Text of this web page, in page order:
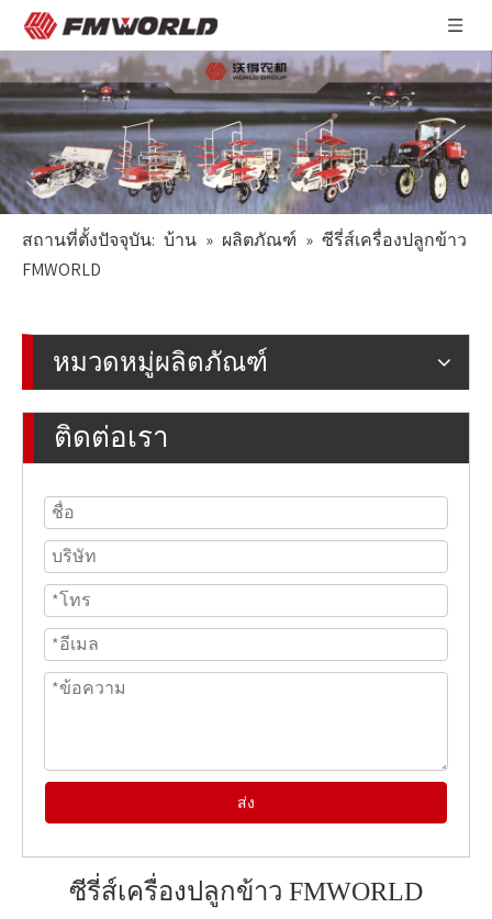
สถานที่ตั้งปัจจุบัน: บ้าน » ผลิตภัณฑ์ » ซีรี่ส์เครื่องปลูกข้าว
FMWORLD
หมวดหมู่ผลิตภัณฑ์
ติดต่อเรา
ส่ง
ซีรี่ส์เครื่องปลูกข้าว FMWORLD